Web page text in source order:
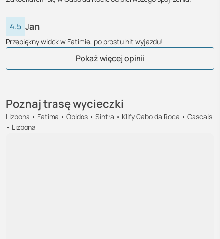
4.5 Jan
Przepiękny widok w Fatimie, po prostu hit wyjazdu!
Pokaż więcej opinii
Poznaj trasę wycieczki
Lizbona • Fatima • Óbidos • Sintra • Klify Cabo da Roca • Cascais
• Lizbona